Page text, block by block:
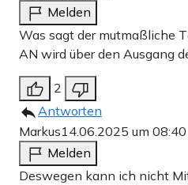
Melden
Was sagt der mutmaßliche
AN wird über den Ausgang
2
Antworten
Markus14.06.2025 um
Melden
Deswegen kann ich nicht